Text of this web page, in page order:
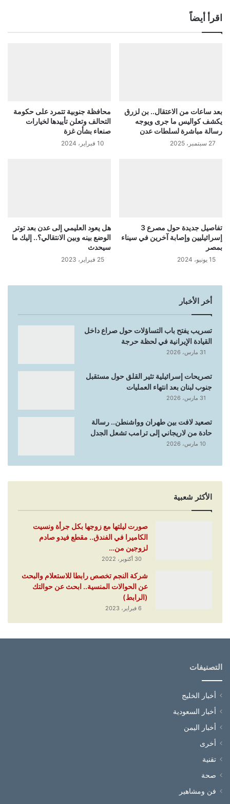
اقرأ أيضاً
بعد ساعات من الاعتقال.. بن لزرق
يكشف كواليس ما جرى ويوجه
رسالة مباشرة لسلطات عدن
27 سبتمبر، 2025
محافظة جنوبية تتمرد على حكومة
التحالف وتعلن تأييدها لخيارات
صنعاء بشأن غزة
10 فبراير، 2024
تفاصيل جديدة حول مصرع 3
إسرائيليين وإصابة آخرين في سيناء
بمصر
15 يونيو، 2024
هل يعود العليمي إلى عدن بعد توتر
الوضع بينه وبين الانتقالي؟.. إليك ما
سيحدث
25 فبراير، 2023
أخر الأخبار
تسريب يفتح باب التساؤلات حول صراع داخل
القيادة الإيرانية في لحظة حرجة
31 مارس، 2026
تصريحات إسرائيلية تثير القلق حول مستقبل
جنوب لبنان بعد انتهاء العمليات
31 مارس، 2026
تصعيد لافت بين طهران وواشنطن.. رسالة
حادة من لاريجاني إلى ترامب تشعل الجدل
10 مارس، 2026
الأكثر شعبية
صورت ليلتها مع زوجها بكل جرأة ونسيت
الكاميرا في الفندق.. مقطع فيدو صادم
لزوجين من…
30 أكتوبر، 2022
شركة النجم تخصص رابطا للاستعلام والبحث
عن الحوالات المنسية.. ابحث عن حوالتك
(الرابط)
6 فبراير، 2023
التصنيفات
أخبار الخليج
أخبار السعودية
أخبار اليمن
أخرى
تقنية
صحة
فن ومشاهير